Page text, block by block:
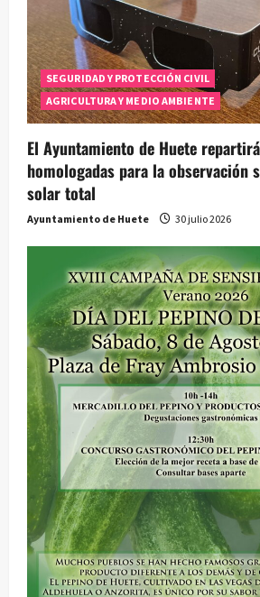
SEGURIDAD Y PROTECCIÓN CIVIL
AGRICULTURA Y MEDIO AMBIENTE
El Ayuntamiento de Huete
homologadas para la observación
solar total
Ayuntamiento de Huete 30 julio 2026